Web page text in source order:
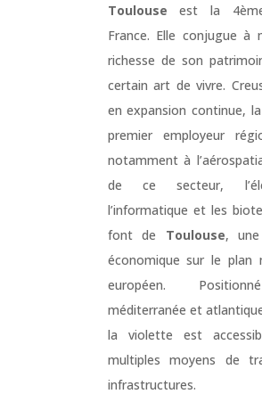
Toulouse est la
France. Elle conjugue à
richesse de son
certain art de vivre.
en expansion continue,
premier employeur
notamment à
de ce secteur,
l’informatique et les
font de Toulouse, une
économique sur le plan
européen.
méditerranée et
la violette est
multiples moyens de
infrastructures.